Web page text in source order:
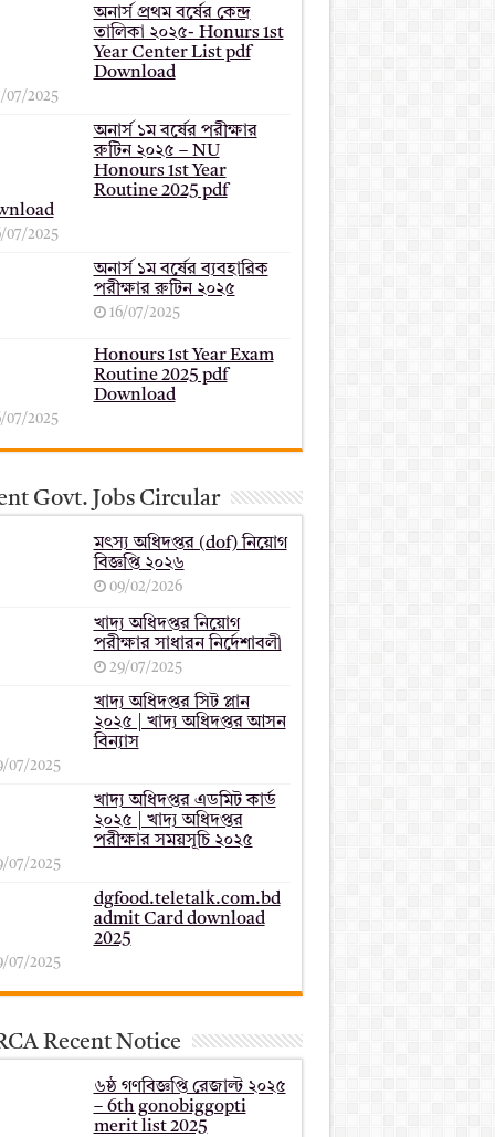
অনার্স প্রথম বর্ষের কেন্দ্র
তালিকা ২০২৫- Honurs 1st
Year Center List pdf
Download
07/2025
অনার্স ১ম বর্ষের পরীক্ষার
রুটিন ২০২৫ – NU
Honours 1st Year
Routine 2025 pdf
07/2025
অনার্স ১ম বর্ষের ব্যবহারিক
পরীক্ষার ‍রুটিন ২০২৫
16/07/2025
Honours 1st Year Exam
Routine 2025 pdf
Download
07/2025
Govt. Jobs Circular
মৎস্য অধিদপ্তর (dof) নিয়োগ
বিজ্ঞপ্তি ২০২৬
09/02/2026
খাদ্য অধিদপ্তর নিয়োগ
পরীক্ষার সাধারন নির্দেশাবলী
29/07/2025
খাদ্য অধিদপ্তর সিট প্লান
২০২৫ | খাদ্য অধিদপ্তর আসন
বিন্যাস
07/2025
খাদ্য অধিদপ্তর এডমিট কার্ড
২০২৫ | খাদ্য অধিদপ্তর
পরীক্ষার সময়সূচি ২০২৫
07/2025
dgfood.teletalk.com.bd
admit Card download
2025
07/2025
Recent Notice
৬ষ্ঠ গণবিজ্ঞপ্তি রেজাল্ট ২০২৫
– 6th gonobiggopti
merit list 2025